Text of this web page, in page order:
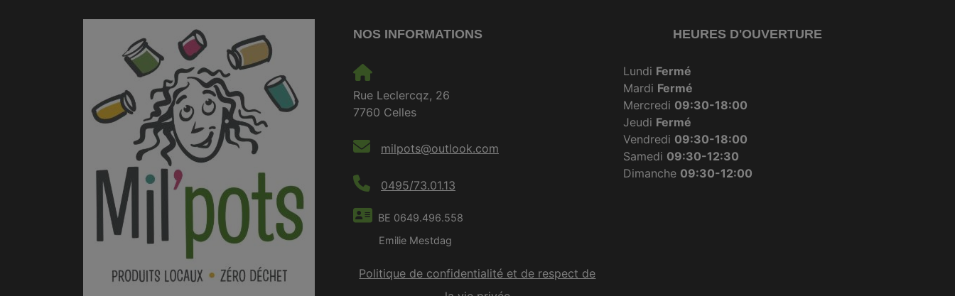
NOS INFORMATIONS
Rue Leclercqz, 26
7760 Celles
milpots@outlook.com
0495/73.01.13
BE 0649.496.558
Emilie Mestdag
Politique de confidentialité et de respect de
HEURES D'OUVERTURE
Lundi Fermé
Mardi Fermé
Mercredi 09:30-18:00
Jeudi Fermé
Vendredi 09:30-18:00
Samedi 09:30-12:30
Dimanche 09:30-12:00